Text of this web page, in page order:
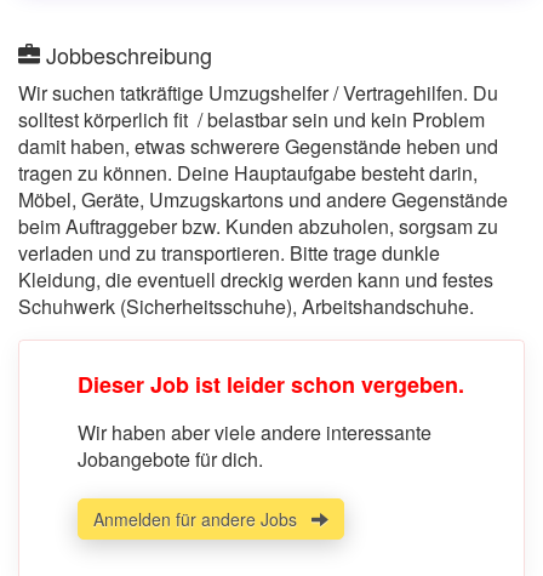
Jobbeschreibung
Wir suchen tatkräftige Umzugshelfer / Vertragehilfen. Du
solltest körperlich fit / belastbar sein und kein Problem
damit haben, etwas schwerere Gegenstände heben und
tragen zu können. Deine Hauptaufgabe besteht darin,
Möbel, Geräte, Umzugskartons und andere Gegenstände
beim Auftraggeber bzw. Kunden abzuholen, sorgsam zu
verladen und zu transportieren. Bitte trage dunkle
Kleidung, die eventuell dreckig werden kann und festes
Schuhwerk (Sicherheitsschuhe), Arbeitshandschuhe.
Dieser Job ist leider schon vergeben.
Wir haben aber viele andere interessante
Jobangebote für dich.
Anmelden für andere Jobs